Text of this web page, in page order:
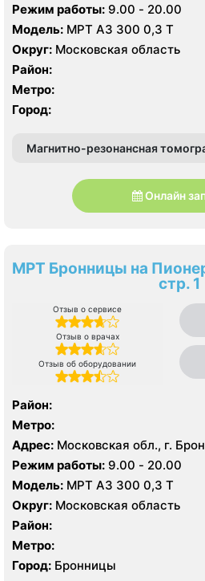
Режим работы: 9.00 - 20.00
Модель: МРТ АЗ 300 0,3 Т
Округ: Московская область
Район:
Метро:
Город:
Магнитно-резонансная
Онлайн
МРТ Бронницы на
стр. 1
Отзыв о сервисе
Отзыв о врачах
Отзыв об оборудовании
Район:
Метро:
Адрес: Московская обл., г.
пер., 49, стр. 1
Режим работы: 9.00 - 20.00
Модель: МРТ АЗ 300 0,3 Т
Округ: Московская область
Район:
Метро:
Город: Бронницы